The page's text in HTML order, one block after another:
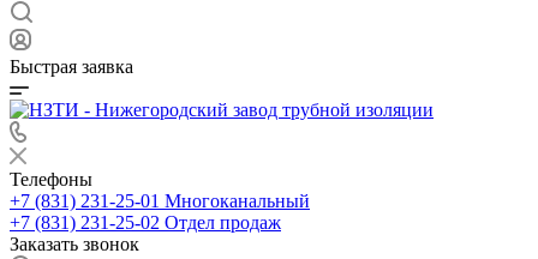
Быстрая заявка
Телефоны
+7 (831) 231-25-01 Многоканальный
+7 (831) 231-25-02 Отдел продаж
Заказать звонок